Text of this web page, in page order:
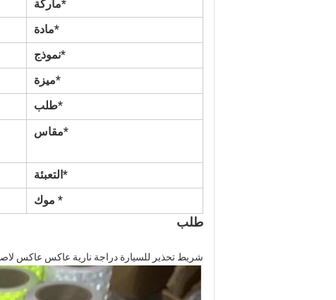
*ماركة
*مادة
*نموذج
*ميزة
*طلب
*مقاس
*التعبئة
* موك
طلب
شريط تحذير للسيارة دراجة نارية عاكس عاكس